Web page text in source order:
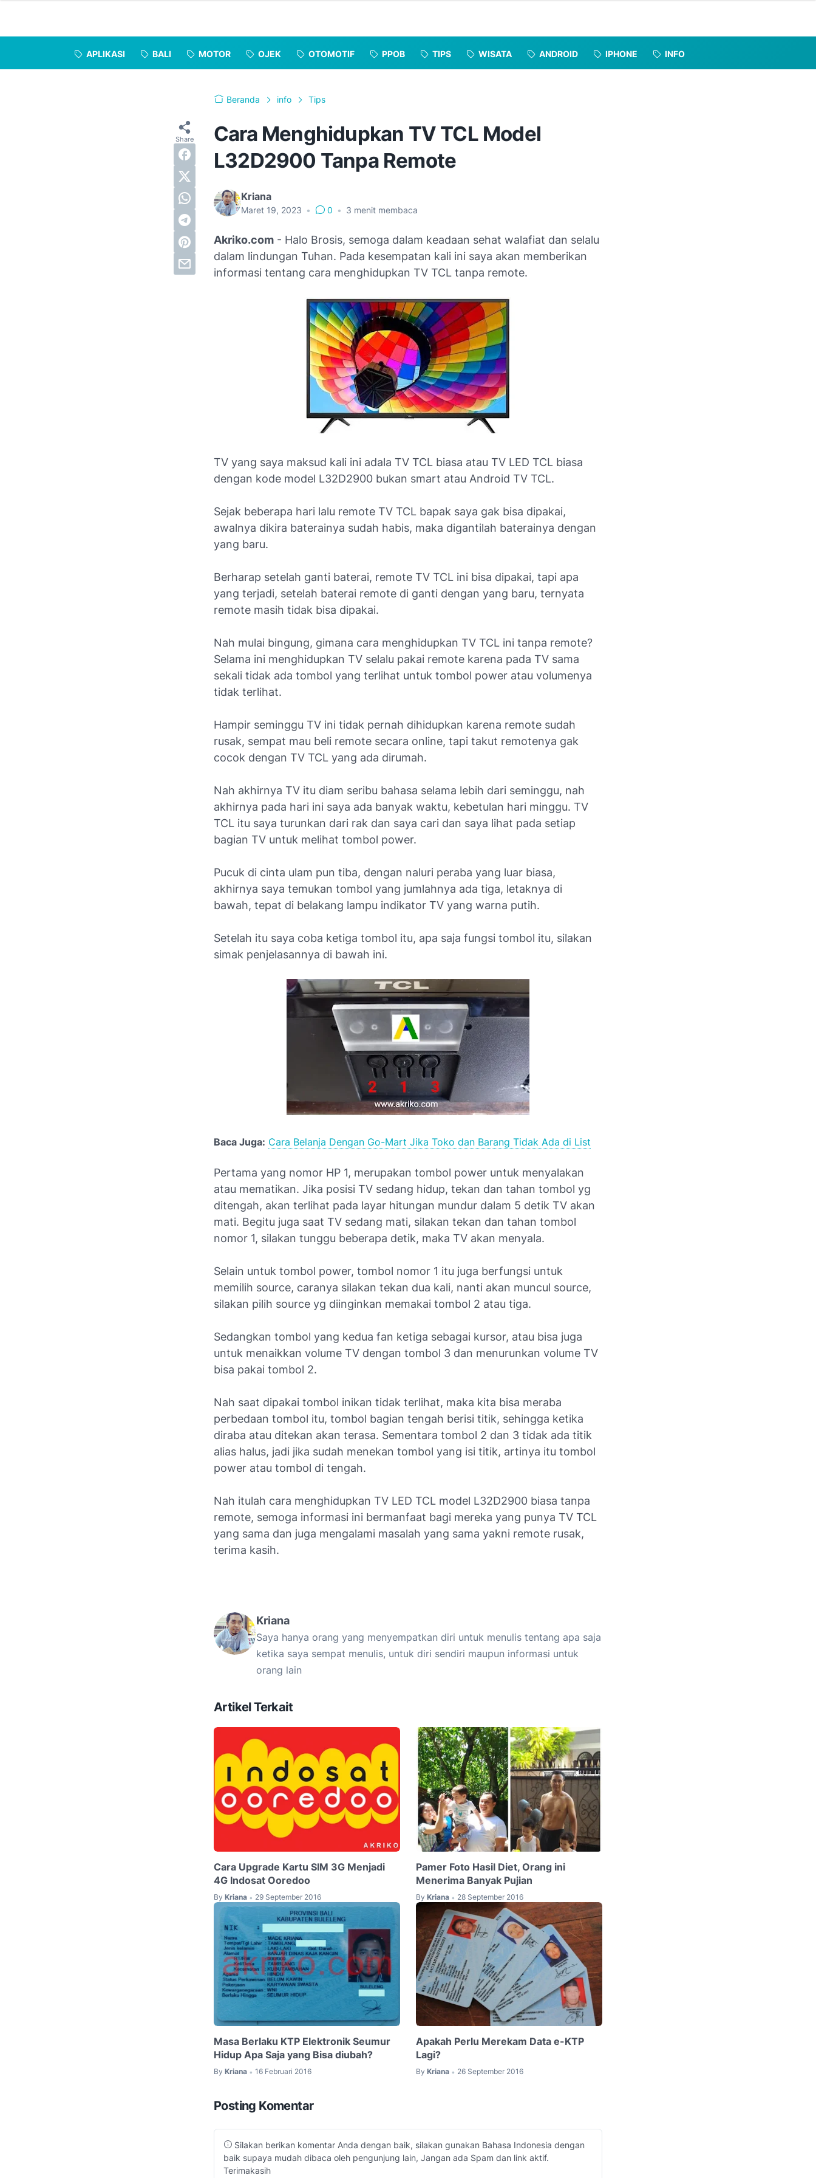
APLIKASI BALI MOTOR OJEK OTOMOTIF PPOB TIPS WISATA ANDROID IPHONE INFO
Beranda info Tips
Cara Menghidupkan TV TCL Model
L32D2900 Tanpa Remote
Kriana
Maret 19, 2023 • 0 • 3 menit membaca
Akriko.com - Halo Brosis, semoga dalam keadaan sehat walafiat dan selalu
dalam lindungan Tuhan. Pada kesempatan kali ini saya akan memberikan
informasi tentang cara menghidupkan TV TCL tanpa remote.
TV yang saya maksud kali ini adala TV TCL biasa atau TV LED TCL biasa
dengan kode model L32D2900 bukan smart atau Android TV TCL.
Sejak beberapa hari lalu remote TV TCL bapak saya gak bisa dipakai,
awalnya dikira baterainya sudah habis, maka digantilah baterainya dengan
yang baru.
Berharap setelah ganti baterai, remote TV TCL ini bisa dipakai, tapi apa
yang terjadi, setelah baterai remote di ganti dengan yang baru, ternyata
remote masih tidak bisa dipakai.
Nah mulai bingung, gimana cara menghidupkan TV TCL ini tanpa remote?
Selama ini menghidupkan TV selalu pakai remote karena pada TV sama
sekali tidak ada tombol yang terlihat untuk tombol power atau volumenya
tidak terlihat.
Hampir seminggu TV ini tidak pernah dihidupkan karena remote sudah
rusak, sempat mau beli remote secara online, tapi takut remotenya gak
cocok dengan TV TCL yang ada dirumah.
Nah akhirnya TV itu diam seribu bahasa selama lebih dari seminggu, nah
akhirnya pada hari ini saya ada banyak waktu, kebetulan hari minggu. TV
TCL itu saya turunkan dari rak dan saya cari dan saya lihat pada setiap
bagian TV untuk melihat tombol power.
Pucuk di cinta ulam pun tiba, dengan naluri peraba yang luar biasa,
akhirnya saya temukan tombol yang jumlahnya ada tiga, letaknya di
bawah, tepat di belakang lampu indikator TV yang warna putih.
Setelah itu saya coba ketiga tombol itu, apa saja fungsi tombol itu, silakan
simak penjelasannya di bawah ini.
Baca Juga: Cara Belanja Dengan Go-Mart Jika Toko dan Barang Tidak Ada di List
Pertama yang nomor HP 1, merupakan tombol power untuk menyalakan
atau mematikan. Jika posisi TV sedang hidup, tekan dan tahan tombol yg
ditengah, akan terlihat pada layar hitungan mundur dalam 5 detik TV akan
mati. Begitu juga saat TV sedang mati, silakan tekan dan tahan tombol
nomor 1, silakan tunggu beberapa detik, maka TV akan menyala.
Selain untuk tombol power, tombol nomor 1 itu juga berfungsi untuk
memilih source, caranya silakan tekan dua kali, nanti akan muncul source,
silakan pilih source yg diinginkan memakai tombol 2 atau tiga.
Sedangkan tombol yang kedua fan ketiga sebagai kursor, atau bisa juga
untuk menaikkan volume TV dengan tombol 3 dan menurunkan volume TV
bisa pakai tombol 2.
Nah saat dipakai tombol inikan tidak terlihat, maka kita bisa meraba
perbedaan tombol itu, tombol bagian tengah berisi titik, sehingga ketika
diraba atau ditekan akan terasa. Sementara tombol 2 dan 3 tidak ada titik
alias halus, jadi jika sudah menekan tombol yang isi titik, artinya itu tombol
power atau tombol di tengah.
Nah itulah cara menghidupkan TV LED TCL model L32D2900 biasa tanpa
remote, semoga informasi ini bermanfaat bagi mereka yang punya TV TCL
yang sama dan juga mengalami masalah yang sama yakni remote rusak,
terima kasih.
Kriana
Saya hanya orang yang menyempatkan diri untuk menulis tentang apa saja
ketika saya sempat menulis, untuk diri sendiri maupun informasi untuk
orang lain
Artikel Terkait
Cara Upgrade Kartu SIM 3G Menjadi
4G Indosat Ooredoo
By Kriana • 29 September 2016
Pamer Foto Hasil Diet, Orang ini
Menerima Banyak Pujian
By Kriana • 28 September 2016
Masa Berlaku KTP Elektronik Seumur
Hidup Apa Saja yang Bisa diubah?
By Kriana • 16 Februari 2016
Apakah Perlu Merekam Data e-KTP
Lagi?
By Kriana • 26 September 2016
Posting Komentar
Silakan berikan komentar Anda dengan baik, silakan gunakan Bahasa Indonesia dengan
baik supaya mudah dibaca oleh pengunjung lain, Jangan ada Spam dan link aktif.
Terimakasih